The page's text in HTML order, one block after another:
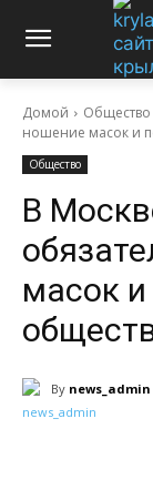
Домой Общество
ношение масок и
Общество
В
масок и
By news_admin